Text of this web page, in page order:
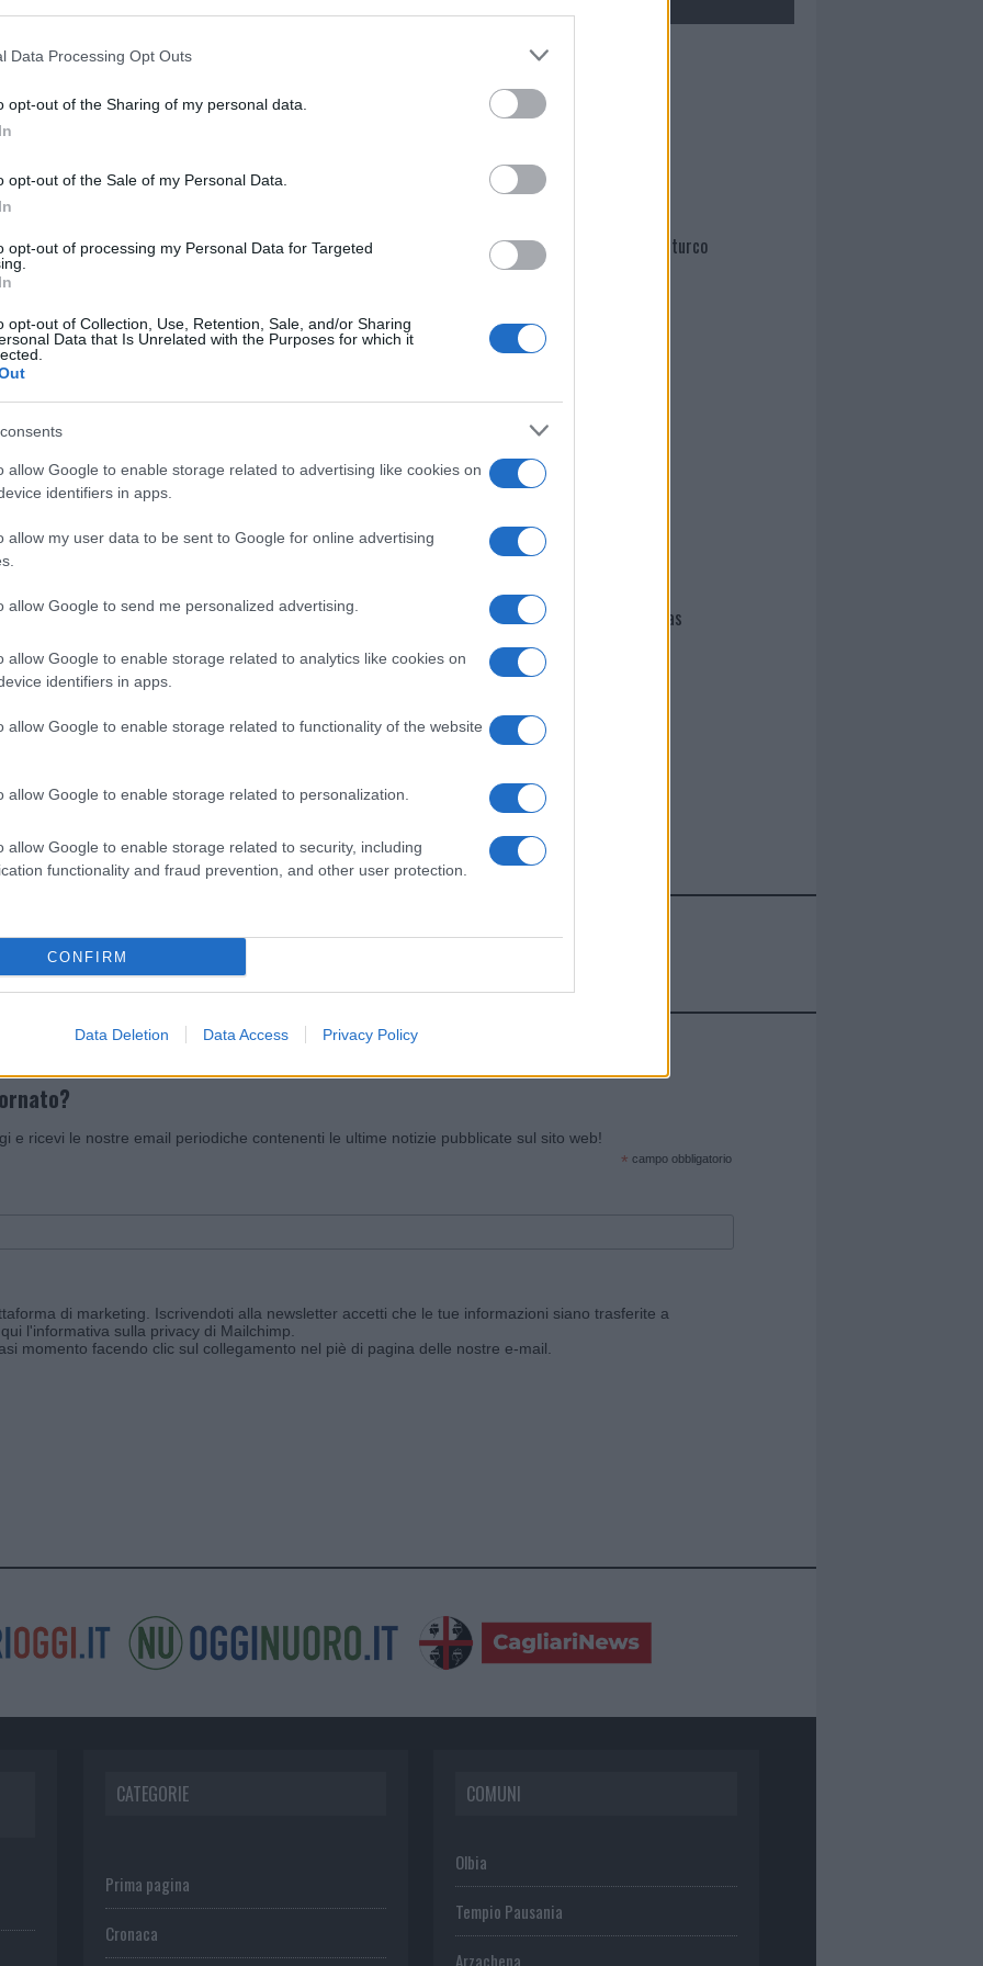
Data Processing Opt Outs
opt-out of the Sharing of my personal data.
opt-out of the Sale of my Personal Data.
opt-out of processing my Personal Data for Targeted
opt-out of Collection, Use, Retention, Sale, and/or Sharing
Data that Is Unrelated with the Purposes for which it
allow Google to enable storage related to advertising like cookies on
identifiers in apps.
allow my user data to be sent to Google for online advertising
allow Google to send me personalized advertising.
allow Google to enable storage related to analytics like cookies on
identifiers in apps.
allow Google to enable storage related to functionality of the website
allow Google to enable storage related to personalization.
allow Google to enable storage related to security, including
functionality and fraud prevention, and other user protection.
CONFIRM
Data Deletion Data Access Privacy Policy
nella sezione
i tuoi video e le tue foto
+39 345 356 7512
di GalluraOggi.it
news daGoogle News
Mario Malu
Martina Agostina Diturco
I nostri cari
I nostri cari
I nostri cari
Giovannimaria Cabras
Invia un Comunicato Stampa
e ricevi le nostre email periodiche contenenti le ultime notizie pubblicate sul sito web!
* campo obbligatorio
di marketing. Iscrivendoti alla newsletter accetti che le tue informazioni siano trasferite a
l'informativa sulla privacy di Mailchimp
momento facendo clic sul collegamento nel piè di pagina delle nostre e-mail.
CATEGORIE
Prima pagina
Cronaca
COMUNI
Olbia
Tempio Pausania
Arzachena